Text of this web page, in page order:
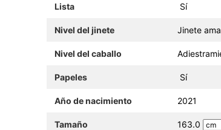
Lista Sí
Nivel del jinete Jinete
Nivel del caballo
Papeles Sí
Año de nacimiento 2021
Tamaño 163.0